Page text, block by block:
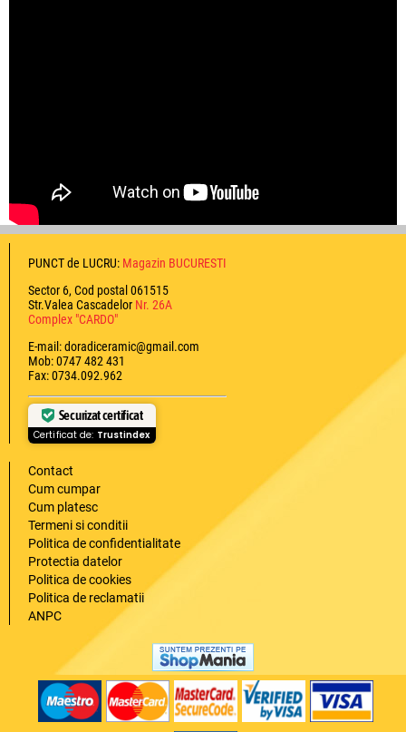
PUNCT de LUCRU: Magazin BUCURESTI
Sector 6, Cod postal 061515
Str.Valea Cascadelor Nr. 26A
Complex "CARDO"
E-mail: doradiceramic@gmail.com
Mob: 0747 482 431
Fax: 0734.092.962
Securizat certificat
Certificat de: Trustindex
Contact
Cum cumpar
Cum platesc
Termeni si conditii
Politica de confidentialitate
Protectia datelor
Politica de cookies
Politica de reclamatii
ANPC